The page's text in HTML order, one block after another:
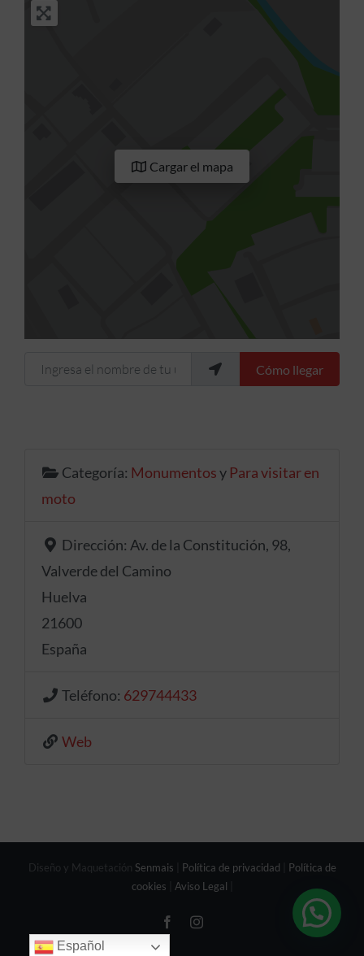
Cargar el mapa
Ingresa el nombre de tu ubicación Cómo llegar
Categoría: Monumentosy Para visitar en
moto
Dirección: Av. de la Constitución, 98,
Valverde del Camino
Huelva
21600
España
Teléfono: 629744433
Web
Diseño y Maquetación Senmais Política de privacidad
Política de
cookies
Aviso Legal
FacebookInstagram
Español